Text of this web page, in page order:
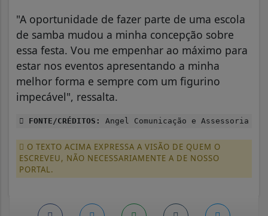
"A oportunidade de fazer parte de uma escola
de samba mudou a minha concepção sobre
essa festa. Vou me empenhar ao máximo para
estar nos eventos apresentando a minha
melhor forma e sempre com um figurino
impecável", ressalta.
FONTE/CRÉDITOS: Angel Comunicação e Assessoria
O TEXTO ACIMA EXPRESSA A VISÃO DE QUEM O
ESCREVEU, NÃO NECESSARIAMENTE A DE NOSSO
PORTAL.